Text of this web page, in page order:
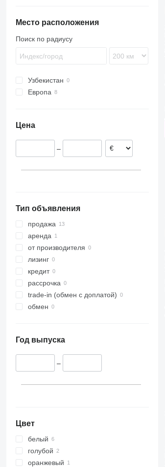
eActros
Место расположения
Поиск по радиусу
Узбекистан
Европа
Цена
–
Тип объявления
продажа
аренда
от производителя
лизинг
кредит
рассрочка
trade-in (обмен с доплатой)
обмен
Год выпуска
–
Цвет
белый
голубой
оранжевый